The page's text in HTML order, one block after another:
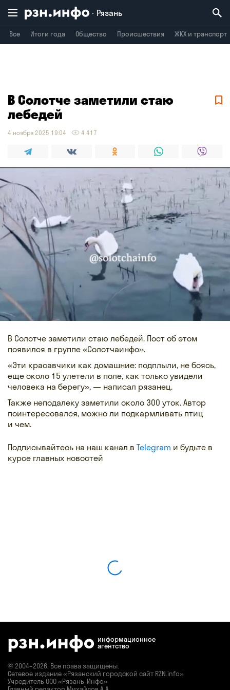
Рязань
Все Итоги года Общество Происшествия ЖКХ и транспорт
Воронеж Брянск
В Солотче заметили стаю
лебедей
4 ноября 2025 19:04 4 417
В Солотче заметили стаю лебедей. Пост об этом
появился в группе «Солотчаинфо».
«Эти красавчики как домашние: подплыли, не боясь,
еще около 15 улетели в поле, как только увидели
человека на берегу», — написал рязанец.
Также неподалеку заметили около 300 уток. Автор
поинтересовался, можно ли подкармливать птиц
и чем.
Подписывайтесь на наш канал в Telegram и будьте в
курсе главных новостей
информационное
агентство
© 2004–2026. Все права защищены.
Сетевое издание «Рязанский городской сайт RZN.info»
Учредитель ООО «Рязань-Инфо»